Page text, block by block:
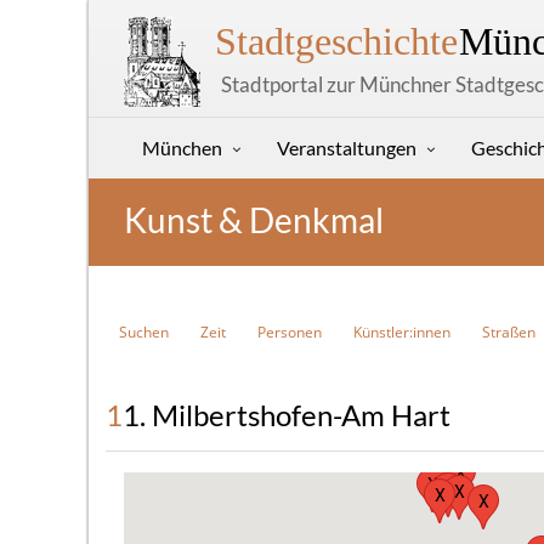
Stadtgeschichte
Stadtportal zur Münchner
München Veranstaltungen
Kunst & Denkmal
Suchen Zeit Personen Künstler:innen Straßen
11. Milbertshofen-Am Hart
XX
X
X
X
X